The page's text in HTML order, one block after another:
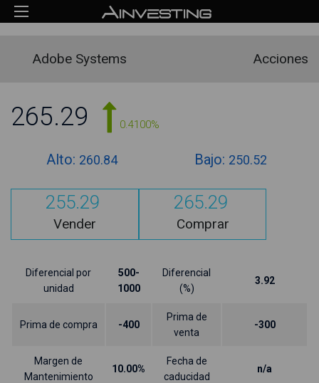
Adobe Systems Acciones
265.29 0.4100%
Alto: 260.84 Bajo: 250.52
255.29
Vender
265.29
Comprar
Diferencial por
unidad
500-
1000
Diferencial
(%)
3.92
Prima de compra -400
Prima de
venta
-300
Margen de
Mantenimiento
10.00%
Fecha de
caducidad
n/a